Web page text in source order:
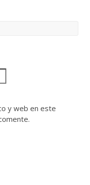
y web en este